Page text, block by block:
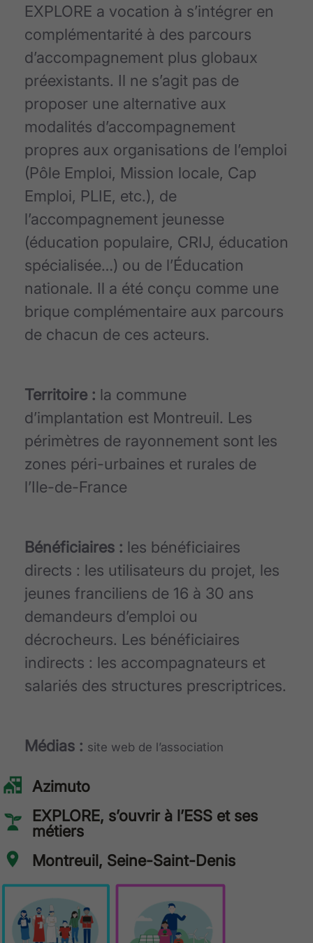
EXPLORE a vocation à s’intégrer en
complémentarité à des parcours
d’accompagnement plus globaux
préexistants. Il ne s’agit pas de
proposer une alternative aux
modalités d’accompagnement
propres aux organisations de l’emploi
(Pôle Emploi, Mission locale, Cap
Emploi, PLIE, etc.), de
l’accompagnement jeunesse
(éducation populaire, CRIJ, éducation
spécialisée…) ou de l’Éducation
nationale. Il a été conçu comme une
brique complémentaire aux parcours
de chacun de ces acteurs.
Territoire : la commune
d’implantation est Montreuil. Les
périmètres de rayonnement sont les
zones péri-urbaines et rurales de
l’Ile-de-France
Bénéficiaires : les bénéficiaires
directs : les utilisateurs du projet, les
jeunes franciliens de 16 à 30 ans
demandeurs d’emploi ou
décrocheurs. Les bénéficiaires
indirects : les accompagnateurs et
salariés des structures prescriptrices.
Médias : site web de l’association
Azimuto
EXPLORE, s’ouvrir à l’ESS et ses
métiers
Montreuil, Seine-Saint-Denis